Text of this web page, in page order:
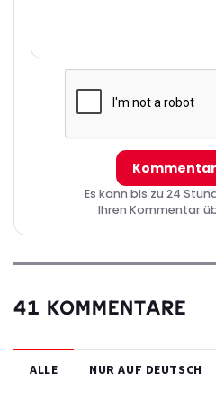
Es kann bis zu 24
Ihren Kommentar
41 KOMMENTARE
ALLE NUR AUF DEUTSCH